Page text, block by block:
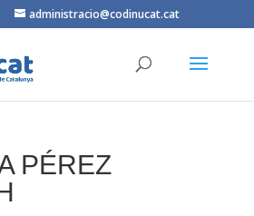
administracio@codinucat.cat
PÉREZ